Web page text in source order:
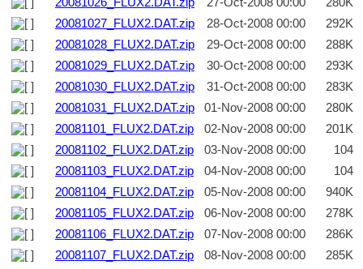
20081026_FLUX2.DAT.zip
27-Oct-2008 00:00
280K
20081027_FLUX2.DAT.zip
28-Oct-2008 00:00
292K
20081028_FLUX2.DAT.zip
29-Oct-2008 00:00
288K
20081029_FLUX2.DAT.zip
30-Oct-2008 00:00
293K
20081030_FLUX2.DAT.zip
31-Oct-2008 00:00
283K
20081031_FLUX2.DAT.zip
01-Nov-2008 00:00
280K
20081101_FLUX2.DAT.zip
02-Nov-2008 00:00
201K
20081102_FLUX2.DAT.zip
03-Nov-2008 00:00
104
20081103_FLUX2.DAT.zip
04-Nov-2008 00:00
104
20081104_FLUX2.DAT.zip
05-Nov-2008 00:00
940K
20081105_FLUX2.DAT.zip
06-Nov-2008 00:00
278K
20081106_FLUX2.DAT.zip
07-Nov-2008 00:00
286K
20081107_FLUX2.DAT.zip
08-Nov-2008 00:00
285K